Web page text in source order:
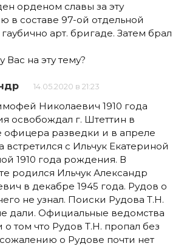
орденом славы за эту
в составе 97-ой отдельной
арт. бригаде. Затем брал
Вас на эту тему?
14.05.2020 в 21:23
Николаевич 1910 года
освобождал г. Штеттин в
офицера разведки и в апреле
встретился с Ильчук Екатериной
1910 года рождения. В
родился Ильчук Александр
в декабре 1945 года. Рудов о
не узнал. Поиски Рудова Т.Н.
дали. Официальные ведомства
о том что Рудов Т.Н. пропал без
о Рудове почти нет